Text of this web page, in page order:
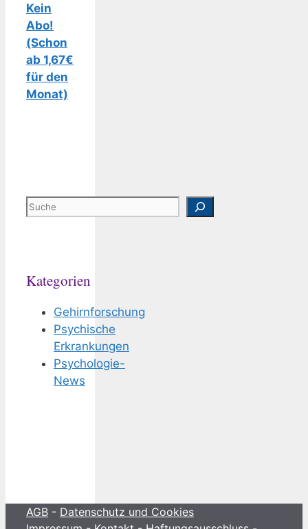
Kein
Abo!
(Schon
ab 1,67€
für den
Monat)
Suchen
Kategorien
Gehirnforschung
Psychische
Erkrankungen
Psychologie-
News
AGB - Datenschutz und Cookies